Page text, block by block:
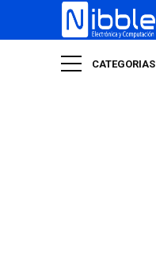
CATEGORIAS